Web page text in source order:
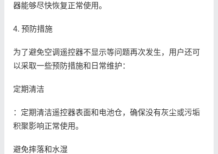
器能够尽快恢复正常使用。
4. 预防措施
为了避免空调遥控器不显示等问题再次发生，用户还可
以采取一些预防措施和日常维护：
定期清洁
：定期清洁遥控器表面和电池仓，确保没有灰尘或污垢
积聚影响正常使用。
避免摔落和水湿